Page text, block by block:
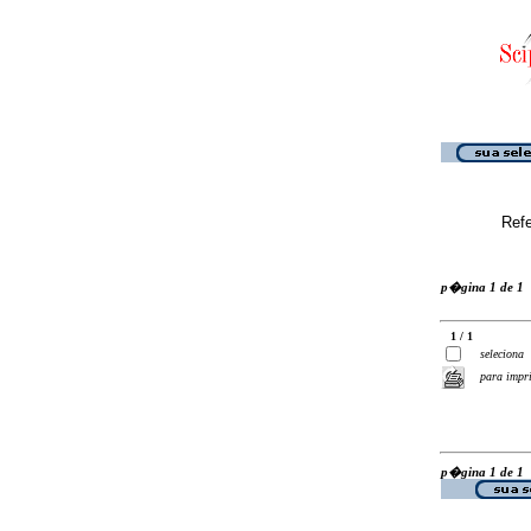
p�gina 1 de 1
1 / 1
seleciona
para
p�gina 1 de 1